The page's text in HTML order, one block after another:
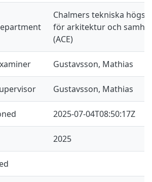
Chalmers tekniska
för arkitektur och
(ACE)
Gustavsson, Mathias
Gustavsson, Mathias
2025-07-04T08:50:17Z
2025